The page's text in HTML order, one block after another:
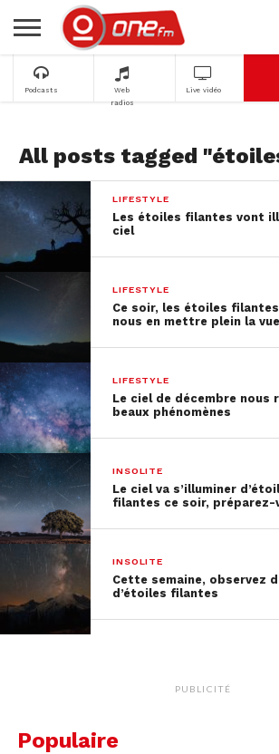
Podcasts
Web
radios
Live vidéo
All posts tagged
LIFESTYLE
Les étoiles filantes vont
ciel
LIFESTYLE
Ce soir, les étoiles
nous en mettre plein la vue
LIFESTYLE
Le ciel de décembre nous
beaux phénomènes
INSOLITE
Le ciel va s’illuminer
filantes ce soir, préparez-
INSOLITE
Cette semaine, observez
d’étoiles filantes
PUBLICITÉ
Populaire